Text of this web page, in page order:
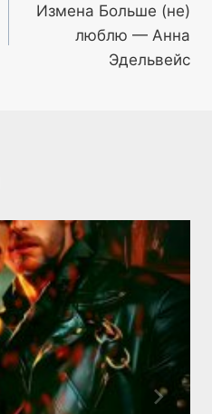
Измена Больше (не)
люблю — Анна
Эдельвейс